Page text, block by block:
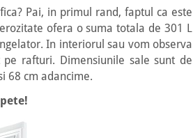
Pai, in primul rand, faptul ca este
ofera o suma totala de 301 L
In interiorul sau vom observa
rafturi. Dimensiunile sale sunt de
68 cm adancime.